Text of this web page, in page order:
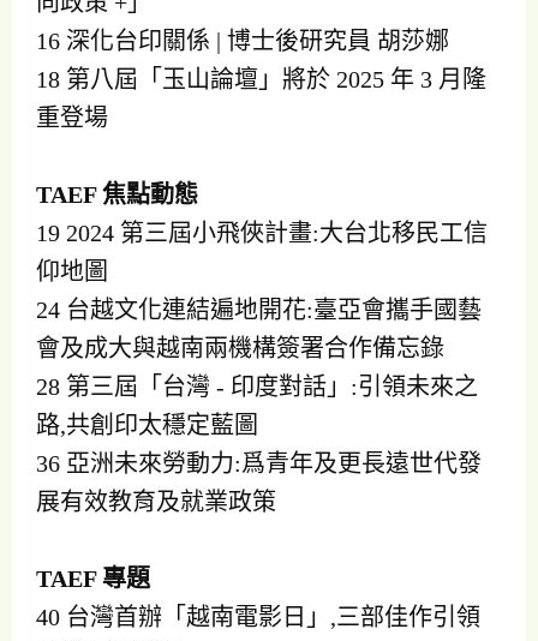
16 深化台印關係 | 博士後研究員 胡莎娜
18 第八屆「玉山論壇」將於 2025 年 3 月隆
重登場
TAEF 焦點動態
19 2024 第三屆小飛俠計畫:大台北移民工信
仰地圖
24 台越文化連結遍地開花:臺亞會攜手國藝
會及成大與越南兩機構簽署合作備忘錄
28 第三屆「台灣 - 印度對話」:引領未來之
路,共創印太穩定藍圖
36 亞洲未來勞動力:爲青年及更長遠世代發
展有效教育及就業政策
TAEF 專題
40 台灣首辦「越南電影日」,三部佳作引領